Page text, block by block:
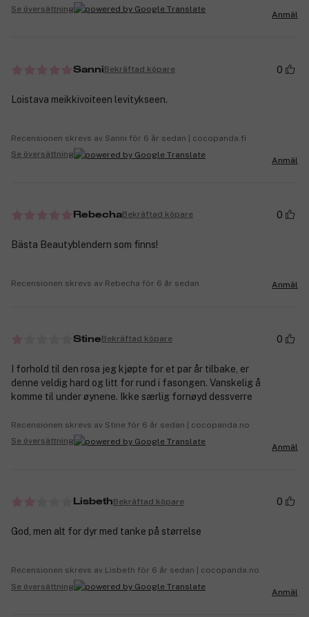
Se översättning
Anmäl
SanniBekräftad köpare 0
Loistava meikkivoiteen levitykseen.
Recensionen skrevs av Sanni för 6 år sedan | cocopanda.fi
Se översättning
Anmäl
RebechaBekräftad köpare 0
Bästa Beautyblendern som finns!
Recensionen skrevs av Rebecha för 6 år sedan Anmäl
StineBekräftad köpare 0
I forhold til den rosa jeg kjøpte for et par år tilbake, er
denne veldig hard og litt for rund i fasongen. Vanskelig å
komme til under øynene. Ikke særlig fornøyd dessverre
Recensionen skrevs av Stine för 6 år sedan | cocopanda.no
Se översättning
Anmäl
LisbethBekräftad köpare 0
God, men alt for dyr med tanke på størrelse
Recensionen skrevs av Lisbeth för 6 år sedan | cocopanda.no
Se översättning
Anmäl